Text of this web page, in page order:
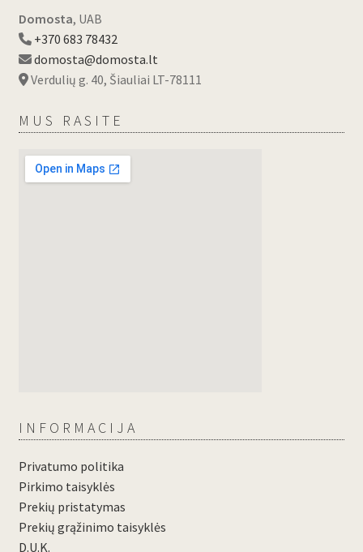
Domosta, UAB
+370 683 78432
domosta@domosta.lt
Verdulių g. 40, Šiauliai LT-78111
MUS RASITE
INFORMACIJA
Privatumo politika
Pirkimo taisyklės
Prekių pristatymas
Prekių grąžinimo taisyklės
D.U.K.